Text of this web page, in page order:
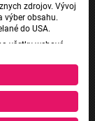
zdrojov. Vývoj
výber obsahu.
do USA.
všetky webové
Hudobné
Slovensky, Rádio
NEV.